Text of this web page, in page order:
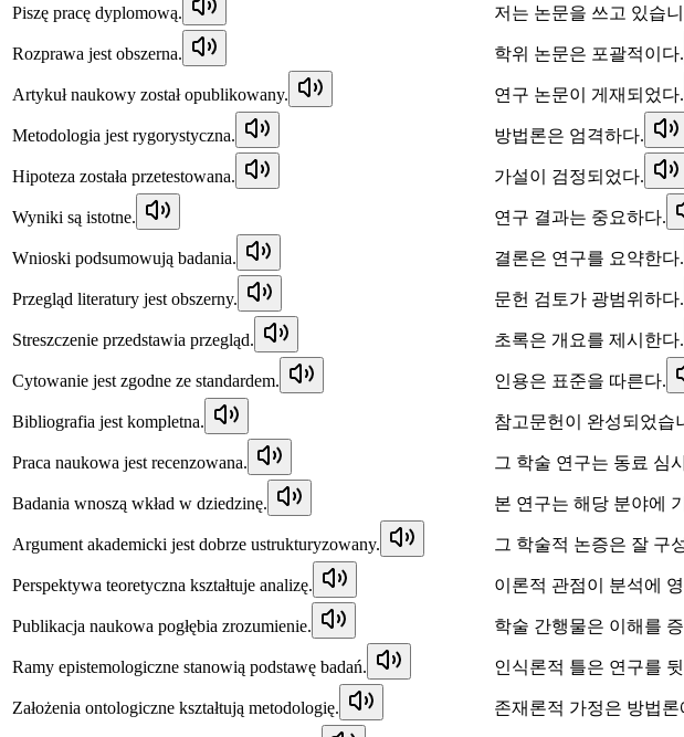
Piszę pracę dyplomową. 저는 논문을 쓰고 있습
Rozprawa jest obszerna. 학위 논문은 포괄적이다.
Artykuł naukowy został opublikowany. 연구 논문이 게재되었다.
Metodologia jest rygorystyczna. 방법론은 엄격하다.
Hipoteza została przetestowana. 가설이 검정되었다.
Wyniki są istotne. 연구 결과는 중요하다.
Wnioski podsumowują badania. 결론은 연구를 요약한다.
Przegląd literatury jest obszerny. 문헌 검토가 광범위하다.
Streszczenie przedstawia przegląd. 초록은 개요를 제시한다.
Cytowanie jest zgodne ze standardem. 인용은 표준을 따른다.
Bibliografia jest kompletna. 참고문헌이 완성되었습
Praca naukowa jest recenzowana. 그 학술 연구는 동료 심
Badania wnoszą wkład w dziedzinę. 본 연구는 해당 분야에
Argument akademicki jest dobrze ustrukturyzowany. 그 학술적 논증은 잘 구
Perspektywa teoretyczna kształtuje analizę. 이론적 관점이 분석에
Publikacja naukowa pogłębia zrozumienie. 학술 간행물은 이해를
Ramy epistemologiczne stanowią podstawę badań. 인식론적 틀은 연구를
Założenia ontologiczne kształtują metodologię. 존재론적 가정은 방법